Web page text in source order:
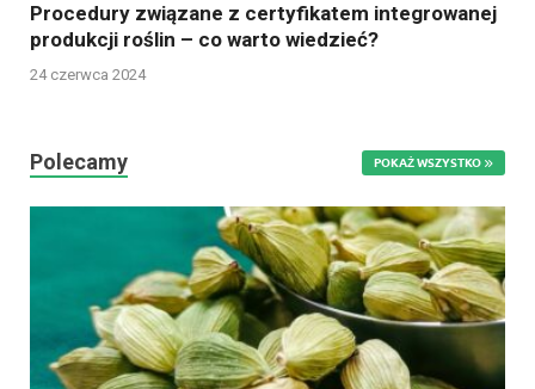
Procedury związane z certyfikatem integrowanej
produkcji roślin – co warto wiedzieć?
24 czerwca 2024
Polecamy POKAŻ WSZYSTKO